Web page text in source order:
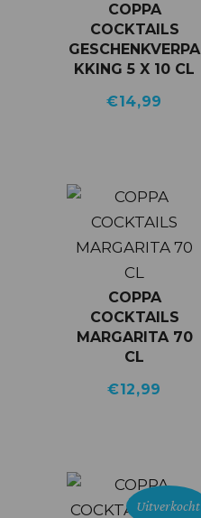
COPPA
COCKTAILS
GESCHENKVERPA
KKING 5 X 10 CL
€14,99
COPPA
COCKTAILS
MARGARITA 70
CL
€12,99
Uitverkocht